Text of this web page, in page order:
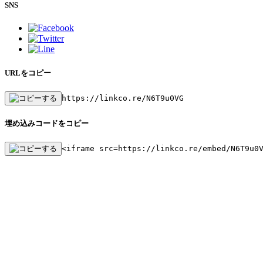
SNS
URLをコピー
https://linkco.re/N6T9u0VG
埋め込みコードをコピー
<iframe src=https://linkco.re/embed/